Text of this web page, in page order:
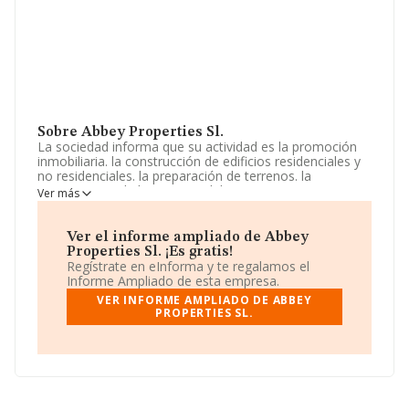
Sobre Abbey Properties Sl.
La sociedad informa que su actividad es la promoción
inmobiliaria. la construcción de edificios residenciales y
no residenciales. la preparación de terrenos. la
compraventa de bienes inmobiliarios por cuenta propia.
el alquiler no financiero de bienes inmobiliarios por
la propiedad. La empresa es una Sociedad Limitada. La
actividad de referencia CNAE corresponde a '%cnae%',
cuyo Código es 6812. La sociedad no tiene actividad en
mercados exteriores.
Para más información es posible contactar a través del
teléfono 965788515 y su página web es
Ver más
Ver el informe ampliado de Abbey
Properties Sl. ¡Es gratis!
Regístrate en eInforma y te regalamos el
Informe Ampliado de esta empresa.
VER INFORME AMPLIADO DE ABBEY
PROPERTIES SL.